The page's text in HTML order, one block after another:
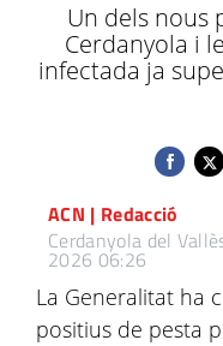
Un dels nous
Cerdanyola i
infectada ja
ACN | Redacció
Cerdanyola del
2026 06:26
La Generalitat ha
positius de pesta